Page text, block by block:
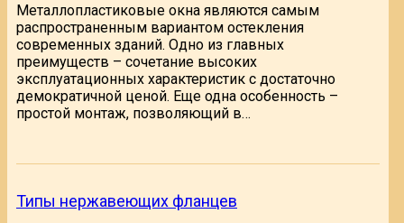
Металлопластиковые окна являются самым
распространенным вариантом остекления
современных зданий. Одно из главных
преимуществ – сочетание высоких
эксплуатационных характеристик с достаточно
демократичной ценой. Еще одна особенность –
простой монтаж, позволяющий в…
Типы нержавеющих фланцев